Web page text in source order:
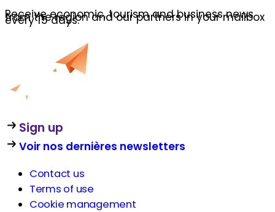
Receive economic, tourism and business news
from the region and our partners in your mailbox
every 15 days.
Sign up
Voir nos dernières newsletters
Contact us
Terms of use
Cookie management